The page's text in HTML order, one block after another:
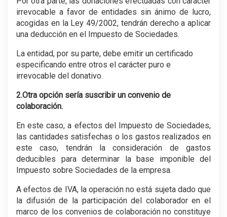
irrevocable a favor de entidades sin ánimo de lucro,
acogidas en la Ley 49/2002, tendrán derecho a aplicar
una deducción en el Impuesto de Sociedades.
La entidad, por su parte, debe emitir un certificado
especificando entre otros el carácter puro e
irrevocable del donativo.
2.Otra opción sería suscribir un convenio de
colaboración.
En este caso, a efectos del Impuesto de Sociedades,
las cantidades satisfechas o los gastos realizados en
este caso, tendrán la consideración de gastos
deducibles para determinar la base imponible del
Impuesto sobre Sociedades de la empresa.
A efectos de IVA, la operación no está sujeta dado que
la difusión de la participación del colaborador en el
marco de los convenios de colaboración no constituye